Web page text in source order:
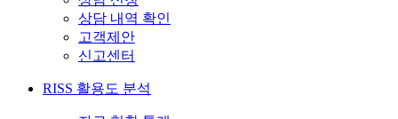
상담 내역 확인
고객제안
신고센터
RISS 활용도 분석